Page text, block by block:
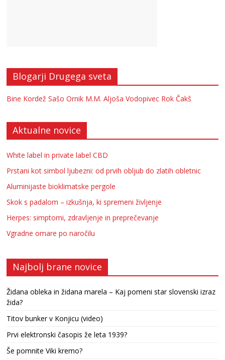
Blogarji Drugega sveta
Bine Kordež Sašo Ornik M.M. Aljoša Vodopivec Rok Čakš
Aktualne novice
White label in private label CBD
Prstani kot simbol ljubezni: od prvih obljub do zlatih obletnic
Aluminijaste bioklimatske pergole
Skok s padalom – izkušnja, ki spremeni življenje
Herpes: simptomi, zdravljenje in preprečevanje
Vgradne omare po naročilu
Najbolj brane novice
Židana obleka in židana marela – Kaj pomeni star slovenski izraz
žida?
Titov bunker v Konjicu (video)
Prvi elektronski časopis že leta 1939?
Še pomnite Viki kremo?